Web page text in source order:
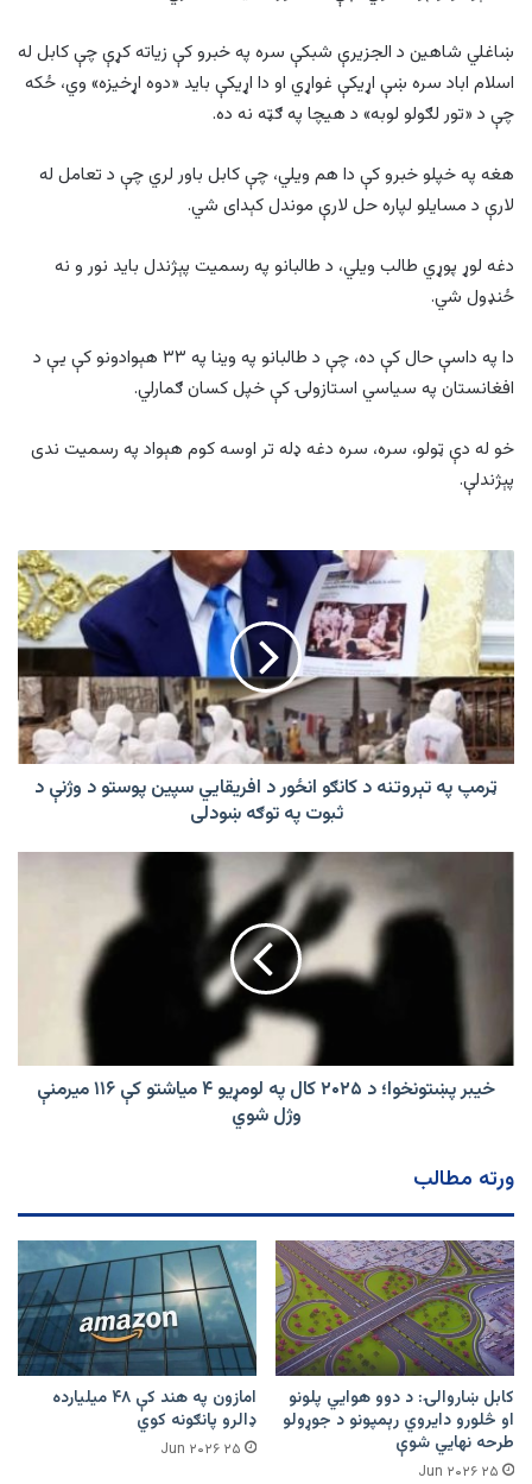
ښاغلي شاهین د الجزیرې شبکې سره په خبرو کې زیاته کړې چې کابل له
اسلام اباد سره ښې اړیکې غواړي او دا اړیکې باید «دوه اړخیزه» وي، ځکه
چې د «تور لګولو لوبه» د هیچا په ګټه نه ده.
هغه په خپلو خبرو کې دا هم ویلي، چې کابل باور لري چې د تعامل له
لارې د مسایلو لپاره حل لارې موندل کېدای شي.
دغه لوړ پوړي طالب ویلي، د طالبانو په رسمیت پېژندل باید نور و نه
ځنډول شي.
دا په داسې حال کې ده، چې د طالبانو په وینا په ۳۳ هېوادونو کې یې د
افغانستان په سیاسي استازولۍ کې خپل کسان ګمارلي.
خو له دې ټولو، سره، سره دغه ډله تر اوسه کوم هېواد په رسمیت ندی
پېژندلې.
ټرمپ
په
تېروتنه
د
کانګو
انځور
د
افریقایي
سپین
پوستو
ټرمپ په تېروتنه د کانګو انځور د افریقایي سپین پوستو د وژنې د
ثبوت په توګه ښودلی
۴
میاشتو
شوي
خیبر پښتونخوا؛ د ۲۰۲۵ کال په لومړیو ۴ میاشتو کې ۱۱۶ میرمنې
وژل شوي
ورته مطالب
کابل ښاروالۍ: د دوو هوايي پلونو
او څلورو دایروي رېمپونو د جوړولو
طرحه نهایي شوې
۲۵ Jun ۲۰۲۶
امازون په هند کې ۴۸ میلیارده
ډالرو پانګونه کوي
۲۵ Jun ۲۰۲۶